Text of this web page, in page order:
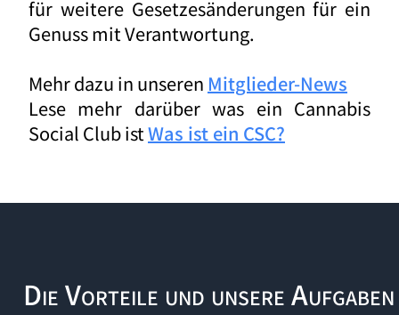
für weitere Gesetzesänderungen für ein
Genuss mit Verantwortung.
Mehr dazu in unseren Mitglieder-News
Lese mehr darüber was ein Cannabis
Social Club istWas ist ein CSC?
Die Vorteile und unsere Aufgaben